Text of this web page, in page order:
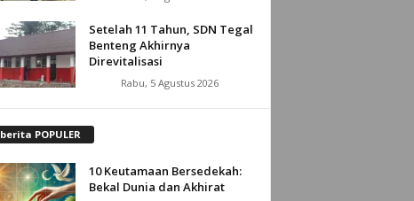
Setelah 11 Tahun, SDN Tegal
Benteng Akhirnya
Direvitalisasi
Rabu, 5 Agustus 2026
berita POPULER
10 Keutamaan Bersedekah:
Bekal Dunia dan Akhirat